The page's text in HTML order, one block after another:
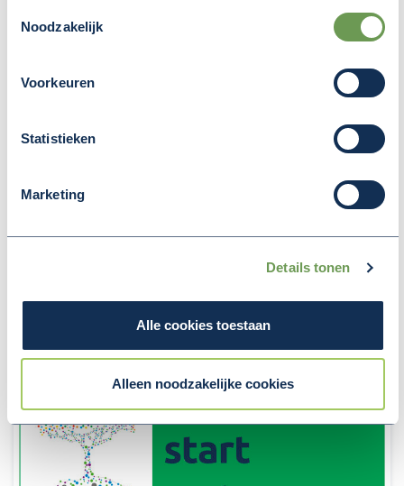
Noodzakelijk
Voorkeuren
Statistieken
Marketing
Details tonen
Alle cookies toestaan
Alleen noodzakelijke cookies
Deel deze pagina
(Opent in een nieuw venster)
(Opent in een nieuw
(Opent in een nieuw
MEER NIEUWS